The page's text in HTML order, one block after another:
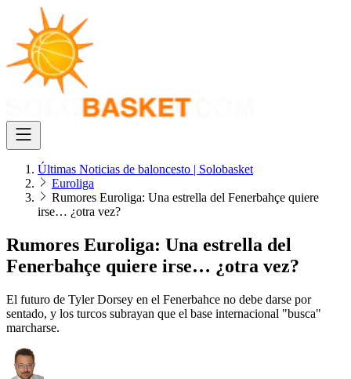
Últimas Noticias de baloncesto | Solobasket
Euroliga
Rumores Euroliga: Una estrella del Fenerbahçe quiere
irse… ¿otra vez?
Rumores Euroliga: Una estrella del
Fenerbahçe quiere irse… ¿otra vez?
El futuro de Tyler Dorsey en el Fenerbahce no debe darse por
sentado, y los turcos subrayan que el base internacional "busca"
marcharse.